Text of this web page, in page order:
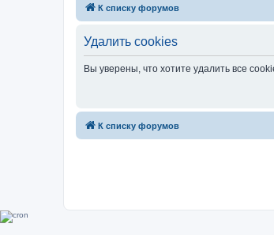
К списку форумов
Удалить cookies
Вы уверены, что хотите удалить все
К списку форумов